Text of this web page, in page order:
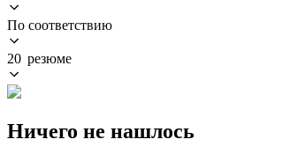
По соответствию
20 резюме
Ничего не нашлось